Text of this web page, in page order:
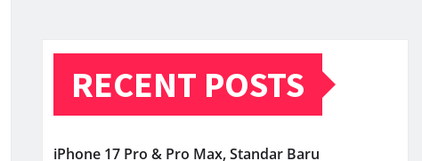
RECENT POSTS
iPhone 17 Pro & Pro Max, Standar Baru